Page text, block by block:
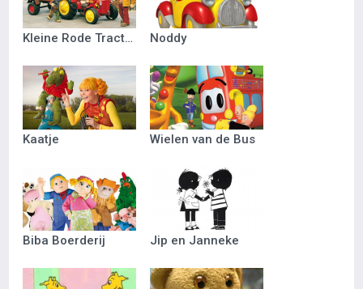
Kleine Rode Tractor Noddy
Kaatje Wielen van de Bus
Biba Boerderij Jip en Janneke